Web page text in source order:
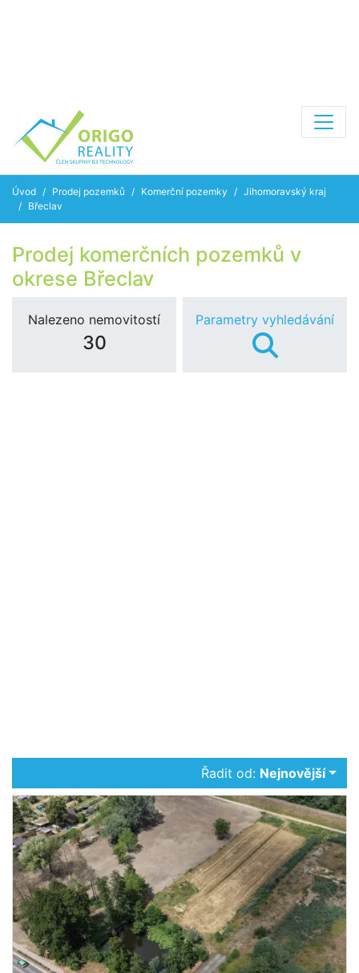
Úvod Prodej pozemků Komerční pozemky
Jihomoravský kraj
Břeclav
Prodej komerčních pozemků v
okrese Břeclav
Nalezeno nemovitostí
30
Parametry vyhledávání
Řadit od: Nejnovější